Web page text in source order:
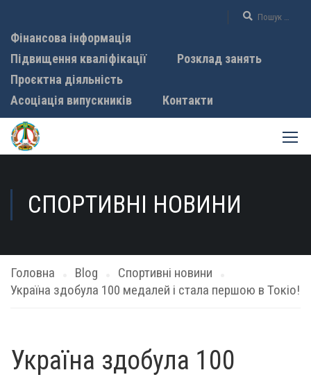
Фінансова інформація
Підвищення кваліфікації
Розклад занять
Проєктна діяльність
Асоціація випускників
Контакти
СПОРТИВНІ НОВИНИ
Головна Blog
Спортивні новини
Україна здобула 100 медалей і стала першою в Токіо!
Україна здобула 100